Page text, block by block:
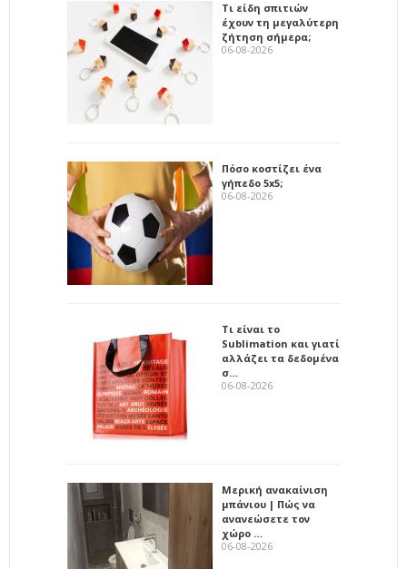
Τι είδη σπιτιών
έχουν τη μεγαλύτερη
ζήτηση σήμερα;
06-08-2026
Πόσο κοστίζει ένα
γήπεδο 5x5;
06-08-2026
Τι είναι το
Sublimation και γιατί
αλλάζει τα δεδομένα
σ…
06-08-2026
Μερική ανακαίνιση
μπάνιου | Πώς να
ανανεώσετε τον
χώρο …
06-08-2026